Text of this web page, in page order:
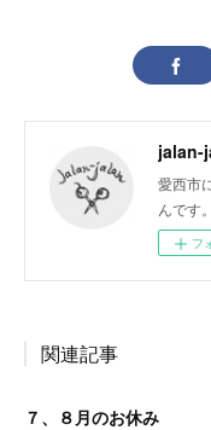
jalan-
愛西市
んです。
フ
関連記事
７、８月のお休み